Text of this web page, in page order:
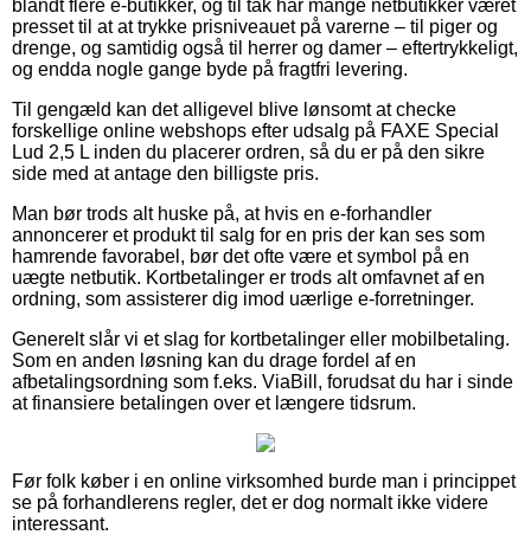
blandt flere e-butikker, og til tak har mange netbutikker været
presset til at at trykke prisniveauet på varerne – til piger og
drenge, og samtidig også til herrer og damer – eftertrykkeligt,
og endda nogle gange byde på fragtfri levering.
Til gengæld kan det alligevel blive lønsomt at checke
forskellige online webshops efter udsalg på FAXE Special
Lud 2,5 L inden du placerer ordren, så du er på den sikre
side med at antage den billigste pris.
Man bør trods alt huske på, at hvis en e-forhandler
annoncerer et produkt til salg for en pris der kan ses som
hamrende favorabel, bør det ofte være et symbol på en
uægte netbutik. Kortbetalinger er trods alt omfavnet af en
ordning, som assisterer dig imod uærlige e-forretninger.
Generelt slår vi et slag for kortbetalinger eller mobilbetaling.
Som en anden løsning kan du drage fordel af en
afbetalingsordning som f.eks. ViaBill, forudsat du har i sinde
at finansiere betalingen over et længere tidsrum.
Før folk køber i en online virksomhed burde man i princippet
se på forhandlerens regler, det er dog normalt ikke videre
interessant.